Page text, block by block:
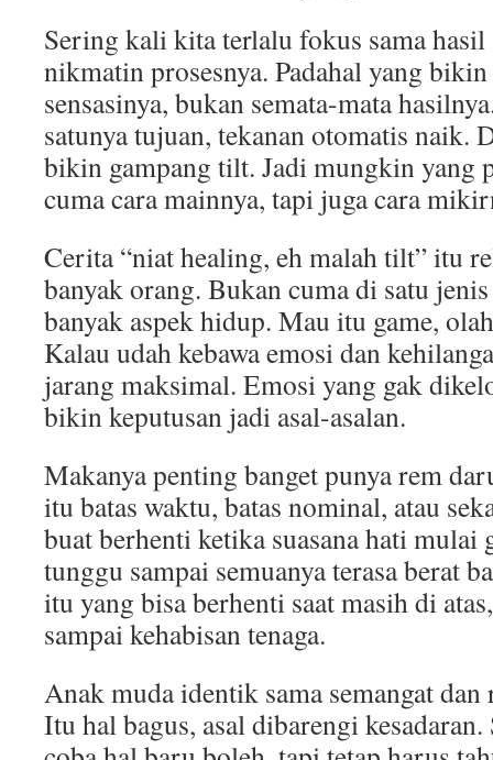
Sering kali kita terlalu fokus sama
nikmatin prosesnya. Padahal yang
sensasinya, bukan semata-mata
satunya tujuan, tekanan otomatis naik.
bikin gampang tilt. Jadi mungkin yang
cuma cara mainnya, tapi juga cara
Cerita “niat healing, eh malah tilt” itu
banyak orang. Bukan cuma di satu
banyak aspek hidup. Mau itu game,
Kalau udah kebawa emosi dan
jarang maksimal. Emosi yang gak
bikin keputusan jadi asal-asalan.
Makanya penting banget punya rem
itu batas waktu, batas nominal, atau
buat berhenti ketika suasana hati mulai
tunggu sampai semuanya terasa berat
itu yang bisa berhenti saat masih di
sampai kehabisan tenaga.
Anak muda identik sama semangat dan
Itu hal bagus, asal dibarengi